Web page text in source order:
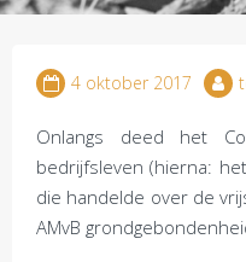
4 oktober 2017
Onlangs deed het
bedrijfsleven (hierna:
die handelde over de
AMvB